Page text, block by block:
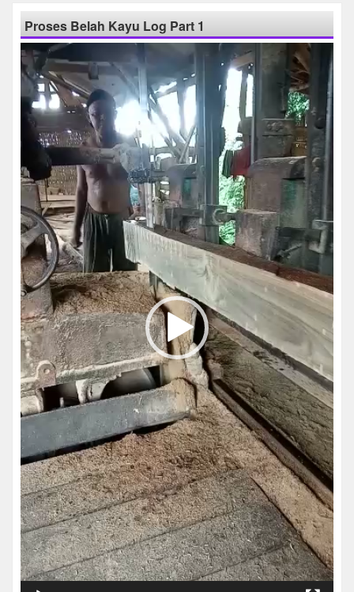
Proses Belah Kayu Log Part 1
Pemutar
Video